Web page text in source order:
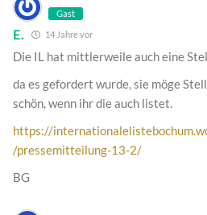
Gast
E. 14 Jahre vor
Die IL hat mittlerweile auch eine
da es gefordert wurde, sie möge
schön, wenn ihr die auch listet.
https://
/pressemitteilung-13-2/
BG